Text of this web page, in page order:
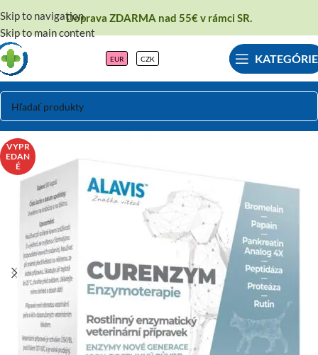
Skip to navigation
Skip to main content
Doprava ZDARMA nad 55€ v rámci SR.
EUR CZK KATEGÓRIE
VYPR
EDAN
É